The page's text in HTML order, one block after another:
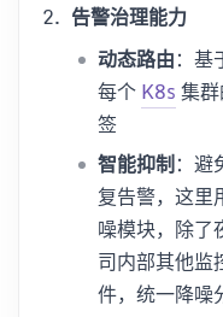
告警治理能力
动态路由：基
每个K8s集
签
智能抑制：避
复告警，这里
噪模块，除了
司内部其他监
件，统一降噪